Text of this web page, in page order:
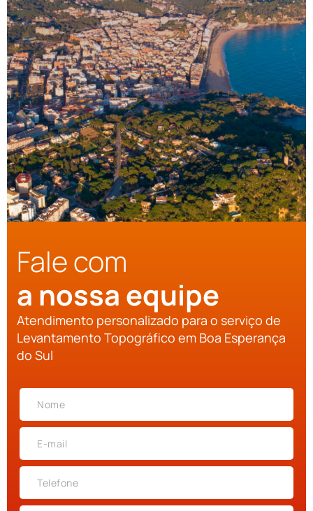
Fale com
a nossa equipe
Atendimento personalizado para o serviço de
Levantamento Topográfico em Boa Esperança
do Sul